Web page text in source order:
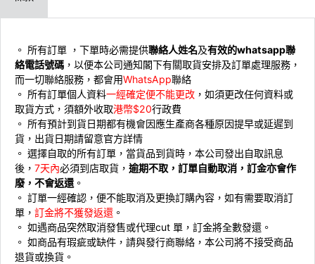
。 所有訂單 ，下單時必需提供聯絡人姓名及有效的whatsapp聯
絡電話號碼 ，以便本公司通知閣下有關取貨安排及訂單處理服務，
而一切聯絡服務，都會用WhatsApp聯絡
。 ⁠所有訂單個人資料一經確定便不能更改 ，如須更改任何資料或
取貨方式，須額外收取港幣$20行政費
。 ⁠所有預計到貨日期都有機會因應生產商各種原因提早或延遲到
貨，出貨日期請留意官方詳情
。 ⁠選擇自取的所有訂單，當貨品到貨時，本公司發出自取訊息
後， 7天內必須到店取貨， 逾期不取，訂單自動取消，訂金亦會作
廢，不會返還 。
。 ⁠訂單一經確認，便不能取消及更換訂購內容，如有需要取消訂
單， 訂金將不獲發返還 。
。 ⁠如遇商品突然取消發售或代理cut 單，訂金將全數發還。
。 ⁠如商品有瑕疵或缺件，請與發行商聯絡，本公司將不接受商品
退貨或換貨。